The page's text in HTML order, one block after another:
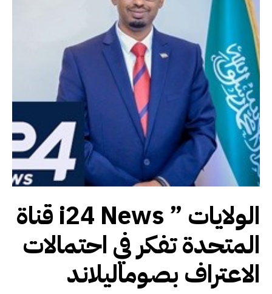
قناة i24 News ” الولايات
المتحدة تفكر في احتمالات
الاعتراف بصوماليلاند